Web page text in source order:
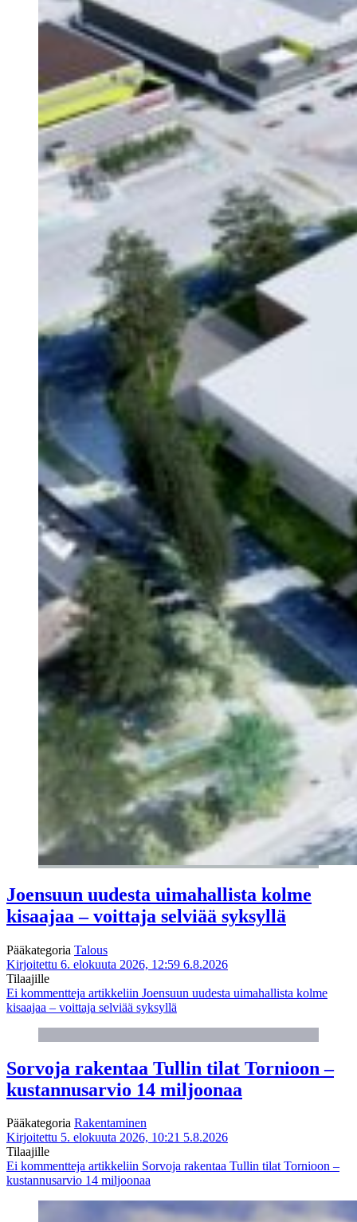
Joensuun uudesta uimahallista kolme
kisaajaa – voittaja selviää syksyllä
Pääkategoria Talous
Kirjoitettu 6. elokuuta 2026, 12:59 6.8.2026
Tilaajille
Ei kommentteja artikkeliin Joensuun uudesta uimahallista kolme
kisaajaa – voittaja selviää syksyllä
Sorvoja rakentaa Tullin tilat Tornioon –
kustannusarvio 14 miljoonaa
Pääkategoria Rakentaminen
Kirjoitettu 5. elokuuta 2026, 10:21 5.8.2026
Tilaajille
Ei kommentteja artikkeliin Sorvoja rakentaa Tullin tilat Tornioon –
kustannusarvio 14 miljoonaa